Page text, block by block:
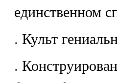
единственном
. Культ
.